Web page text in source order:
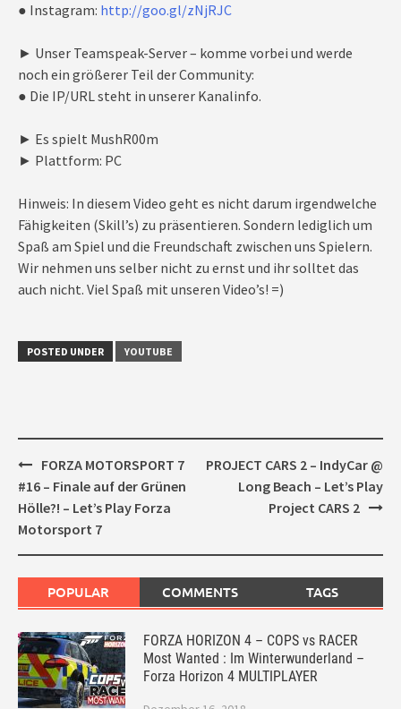
● Instagram: http://goo.gl/zNjRJC
► Unser Teamspeak-Server – komme vorbei und werde
noch ein größerer Teil der Community:
● Die IP/URL steht in unserer Kanalinfo.
► Es spielt MushR00m
► Plattform: PC
Hinweis: In diesem Video geht es nicht darum irgendwelche
Fähigkeiten (Skill’s) zu präsentieren. Sondern lediglich um
Spaß am Spiel und die Freundschaft zwischen uns Spielern.
Wir nehmen uns selber nicht zu ernst und ihr solltet das
auch nicht. Viel Spaß mit unseren Video’s! =)
POSTED UNDER YOUTUBE
Post
navigation
FORZA MOTORSPORT 7
#16 – Finale auf der Grünen
Hölle?! – Let’s Play Forza
Motorsport 7
PROJECT CARS 2 – IndyCar @
Long Beach – Let’s Play
Project CARS 2
POPULAR COMMENTS TAGS
FORZA HORIZON 4 – COPS vs RACER
Most Wanted : Im Winterwunderland –
Forza Horizon 4 MULTIPLAYER